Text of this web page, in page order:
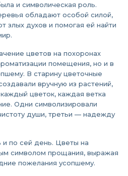
и символическая роль.
обладают особой силой,
злых духов и помогая ей найти
цветов на похоронах
помещения, но и в
В старину цветочные
вручную из растений,
цветок, каждая ветка
Одни символизировали
души, третьи — надежду
и по сей день. Цветы на
символом прощания, выражая
пожелания усопшему.